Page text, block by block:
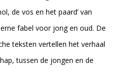
de vos en het paard’ van
fabel voor jong en oud. De
teksten vertellen het verhaal
tussen de jongen en de